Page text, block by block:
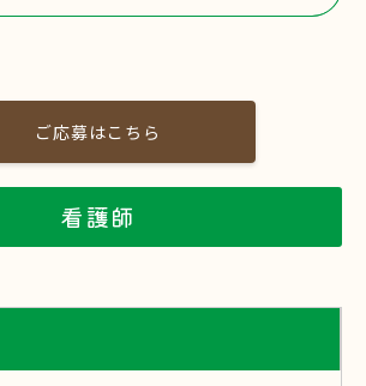
ご応募はこちら
看護師